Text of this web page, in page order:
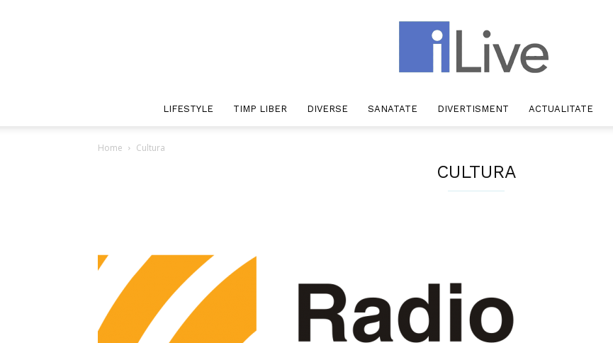
LIFESTYLE TIMP LIBER DIVERSE SANATATE DIVERTISMENT ACTUALITATE
Home Cultura
CULTURA